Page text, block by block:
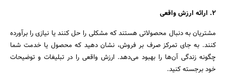
2. ارائه ارزش واقعی
مشتریان به دنبال محصولاتی هستند که مشکلی را حل کنند یا نیازی را برآورده
کنند. به جای تمرکز صرف بر فروش، نشان دهید که محصول یا خدمت شما
چگونه زندگی آن‌ها را بهبود می‌دهد. ارزش واقعی را در تبلیغات و توضیحات
خود برجسته کنید.